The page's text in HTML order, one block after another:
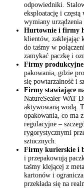
odpowiedniki.
eksploatację i
wymiany
Hurtownie i firmy
klientów, zaklejając
do taśmy w
zamykać paczkę i
Firmy produkcyjne
pakowania, gdzie
się powtarzalność i
Firmy stawiające
NatureSealer WAT
aktywowaną wodą.
opakowania, co ma
regulacyjne –
rygorystycznymi
sztucznych.
Firmy kurierskie i
i przepakowują
taśmy klejącej z
kartonów i
przekłada się na